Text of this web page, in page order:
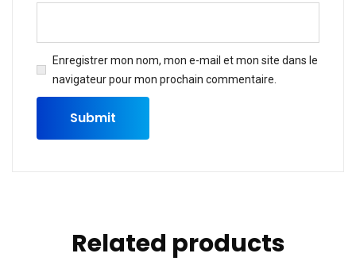
Enregistrer mon nom, mon e-mail et mon site dans le
navigateur pour mon prochain commentaire.
Related products